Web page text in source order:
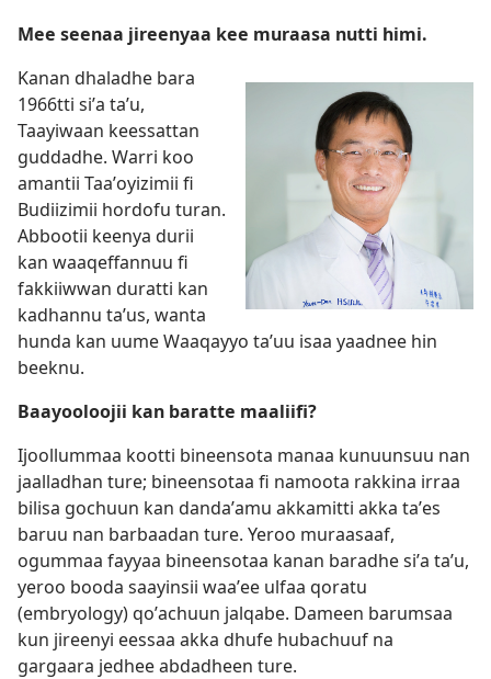
Mee seenaa jireenyaa kee muraasa nutti himi.
Kanan dhaladhe bara
1966⁠tti siʼa taʼu,
Taayiwaan keessattan
guddadhe. Warri koo
amantii Taaʼoyizimii fi
Budiizimii hordofu turan.
Abbootii keenya durii
kan waaqeffannuu fi
fakkiiwwan duratti kan
kadhannu taʼus, wanta
hunda kan uume Waaqayyo taʼuu isaa yaadnee hin
beeknu.
Baayooloojii kan baratte maaliifi?
Ijoollummaa kootti bineensota manaa kunuunsuu nan
jaalladhan ture; bineensotaa fi namoota rakkina irraa
bilisa gochuun kan dandaʼamu akkamitti akka taʼes
baruu nan barbaadan ture. Yeroo muraasaaf,
ogummaa fayyaa bineensotaa kanan baradhe siʼa taʼu,
yeroo booda saayinsii waaʼee ulfaa qoratu
(embryology) qoʼachuun jalqabe. Dameen barumsaa
kun jireenyi eessaa akka dhufe hubachuuf na
gargaara jedhee abdadheen ture.